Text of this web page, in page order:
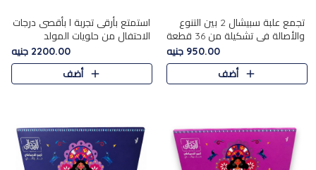
تجمع علبة سبيشال 2 بين التنوع
والأصالة في تشكيلة من 36 قطعة
تضم أشهر حلويات المولد الشرقية.
تحتوي العلبة على الجزرية بالفول،
والجزرية بالبن..
950.00 جنيه
أضف
استمتع بأرقى تجربة ا بأقصى درجات
الاحتفال من حلويات المولد
المصريه الأصيلة مع هذه الفخامة
مع علبة سبيشال 3 التي تضم 56
قطعة من تشكيلة استثن..
2200.00 جنيه
أضف